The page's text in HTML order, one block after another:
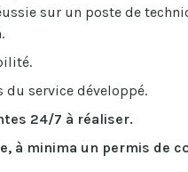
sur un poste de
du service développé.
24/7 à réaliser.
, à minima un permis de